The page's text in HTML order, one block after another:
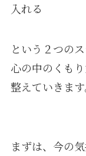
入れる
という２つのス
心の中のくも
整えていきます
まずは、今の